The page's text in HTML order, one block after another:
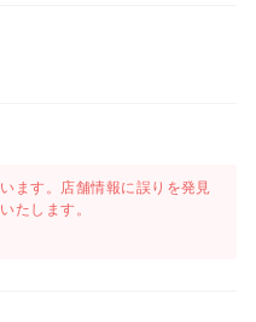
ます。店舗情報に誤りを発見
たします。